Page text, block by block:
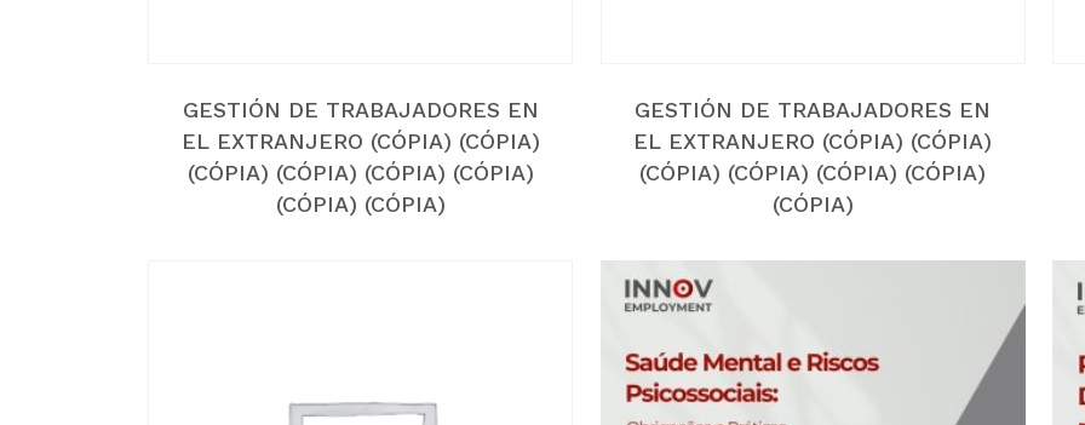
GESTIÓN DE TRABAJADORES EN
EL EXTRANJERO (CÓPIA) (CÓPIA)
(CÓPIA) (CÓPIA) (CÓPIA) (CÓPIA)
(CÓPIA) (CÓPIA)
GESTIÓN DE TRABAJADORES EN
EL EXTRANJERO (CÓPIA) (CÓPIA)
(CÓPIA) (CÓPIA) (CÓPIA) (CÓPIA)
(CÓPIA)